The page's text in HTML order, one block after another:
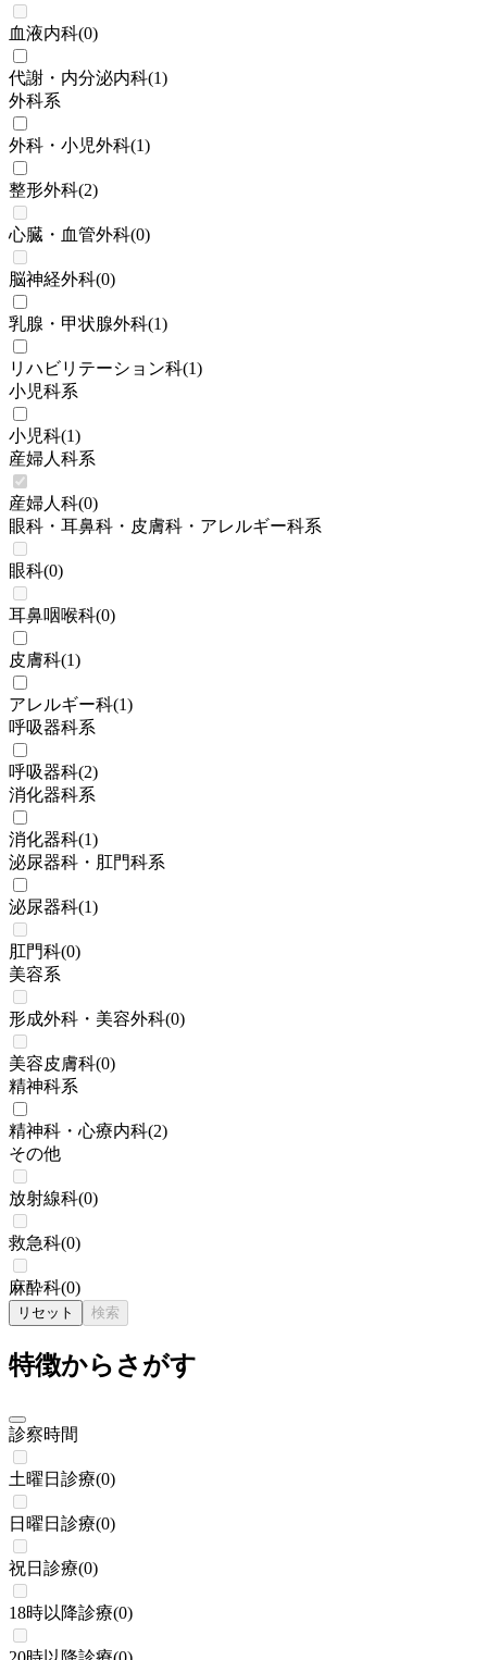
血液内科(0)
代謝・内分泌内科(1)
外科系
外科・小児外科(1)
整形外科(2)
心臓・血管外科(0)
脳神経外科(0)
乳腺・甲状腺外科(1)
リハビリテーション科(1)
小児科系
小児科(1)
産婦人科系
産婦人科(0)
眼科・耳鼻科・皮膚科・アレルギー科系
眼科(0)
耳鼻咽喉科(0)
皮膚科(1)
アレルギー科(1)
呼吸器科系
呼吸器科(2)
消化器科系
消化器科(1)
泌尿器科・肛門科系
泌尿器科(1)
肛門科(0)
美容系
形成外科・美容外科(0)
美容皮膚科(0)
精神科系
精神科・心療内科(2)
その他
放射線科(0)
救急科(0)
麻酔科(0)
リセット 検索
特徴からさがす
診察時間
土曜日診療(0)
日曜日診療(0)
祝日診療(0)
18時以降診療(0)